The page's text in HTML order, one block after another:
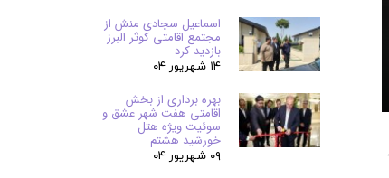
اسماعیل سجادی منش از
مجتمع اقامتی کوثر البرز
بازدید کرد
۱۴ شهریور ۰۴
بهره برداری از بخش
اقامتی هفت شهر عشق و
سوئیت ویژه هتل
خورشید هشتم
۰۹ شهریور ۰۴